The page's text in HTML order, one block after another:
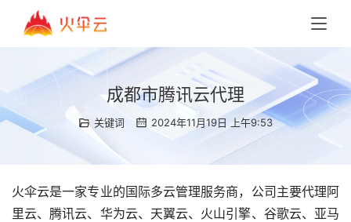
成都市腾讯云代理
关键词 2024年11月19日 上午9:53
火伞云是一家专业的国际多云管理服务商，公司主要代理阿
里云、腾讯云、华为云、天翼云、火山引擎、谷歌云、亚马